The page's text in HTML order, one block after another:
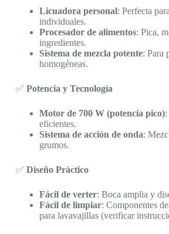
Licuadora personal: Perfecta
individuales.
Procesador de alimentos: Pica,
ingredientes.
Sistema de mezcla potente: Para
homogéneas.
✅ Potencia y Tecnología
Motor de 700 W (potencia pico):
eficientes.
Sistema de acción de onda:
grumos.
✅ Diseño Práctico
Fácil de verter: Boca amplia y
Fácil de limpiar: Componentes
para lavavajillas (verificar